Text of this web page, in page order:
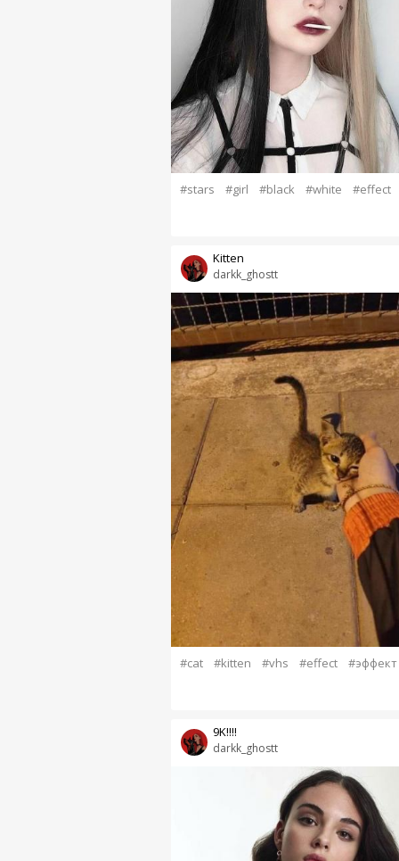
#stars #girl #black #white #effect
darkk_ghostt
Kitten
#cat #kitten #vhs #effect #эффект
darkk_ghostt
9K!!!!